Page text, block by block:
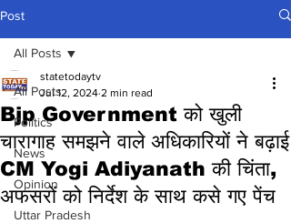
Post
All Posts
Politics
News
Opinion
Uttar Pradesh
All Posts
Bjp Government को खुली
चारागाह समझने वाले अधिकारियों ने बढ़ाई
CM Yogi Adiyanath की चिंता,
अफसरों को निर्देश के साथ कसे गए पेंच
statetodaytv
Jul 12, 2024 2 min read